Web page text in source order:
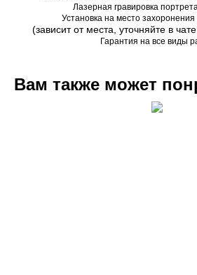
Лазерная гравировка
Установка на место захоронения
(зависит от места, уточняйте в
Гарантия на все виды
Вам также может